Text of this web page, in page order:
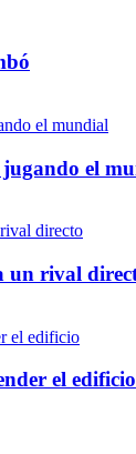
el
un rival
el edificio